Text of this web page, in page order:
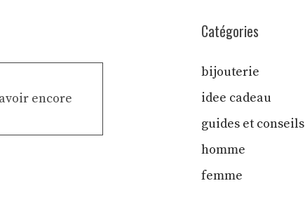
encore
Catégories
bijouterie
idee cadeau
guides et conseils
homme
femme